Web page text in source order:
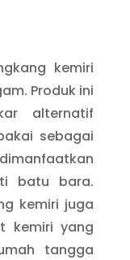
kemiri
Produk ini
alternatif
sebagai
batu bara.
kemiri juga
kemiri yang
tangga